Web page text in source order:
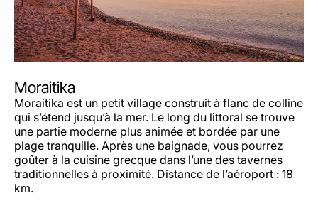
Moraitika
Moraitika est un petit village construit à flanc de colline
qui s’étend jusqu’à la mer. Le long du littoral se trouve
une partie moderne plus animée et bordée par une
plage tranquille. Après une baignade, vous pourrez
goûter à la cuisine grecque dans l’une des tavernes
traditionnelles à proximité. Distance de l’aéroport : 18
km.